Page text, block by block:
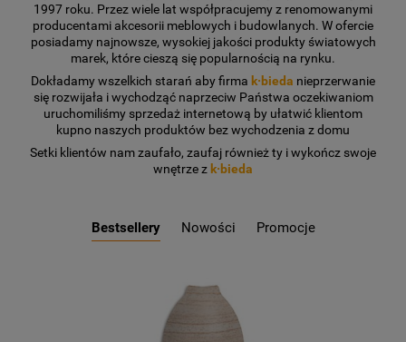
1997 roku. Przez wiele lat współpracujemy z renomowanymi
producentami akcesorii meblowych i budowlanych. W ofercie
posiadamy najnowsze, wysokiej jakości produkty światowych
marek, które cieszą się popularnością na rynku.
Dokładamy wszelkich starań aby firma k·bieda nieprzerwanie
się rozwijała i wychodząć naprzeciw Państwa oczekiwaniom
uruchomiliśmy sprzedaż internetową by ułatwić klientom
kupno naszych produktów bez wychodzenia z domu
Setki klientów nam zaufało, zaufaj również ty i wykończ swoje
wnętrze z k·bieda
Bestsellery Nowości Promocje